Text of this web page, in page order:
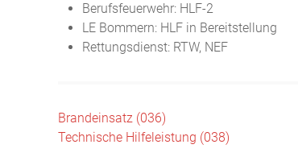
Berufsfeuerwehr: HLF-2
LE Bommern: HLF in Bereitstellung
Rettungsdienst: RTW, NEF
Beitragsnavigation
Brandeinsatz (036)
Technische Hilfeleistung (038)